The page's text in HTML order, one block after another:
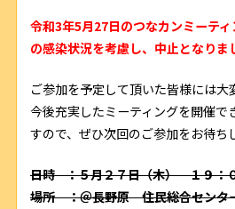
令和3年5月27日のつなカンミーテ
の感染状況を考慮し、中止となりま
ご参加を予定して頂いた皆様には大
今後充実したミーティングを開催で
すので、ぜひ次回のご参加をお待ち
日時 ：５月２７日（木） １９
場所 ：＠長野原 住民総合セン